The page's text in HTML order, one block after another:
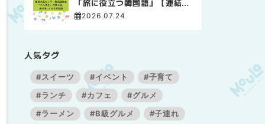
「旅に役立つ韓国語」【連結語
尾について その3】
2026.07.24
人気タグ
#スイーツ #イベント
#子育て
#ランチ
#カフェ
#グルメ
#ラーメン
#B級グルメ
#子連れ